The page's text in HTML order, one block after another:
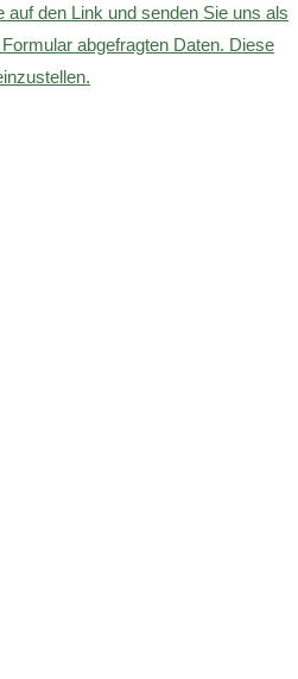
den Link und senden Sie uns als
abgefragten Daten. Diese